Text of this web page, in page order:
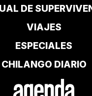
DE
VIAJES
ESPECIALES
CHILANGO DIARIO